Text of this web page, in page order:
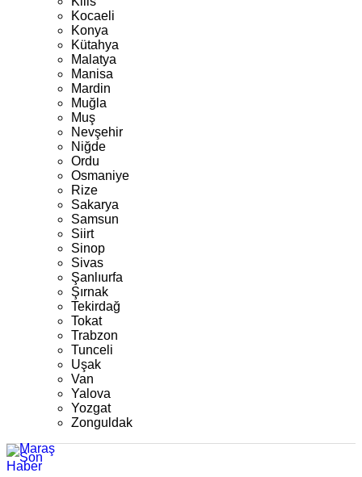
Kocaeli
Konya
Kütahya
Malatya
Manisa
Mardin
Muğla
Muş
Nevşehir
Niğde
Ordu
Osmaniye
Rize
Sakarya
Samsun
Siirt
Sinop
Sivas
Şanlıurfa
Şırnak
Tekirdağ
Tokat
Trabzon
Tunceli
Uşak
Van
Yalova
Yozgat
Zonguldak